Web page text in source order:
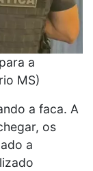
a
MS)
a faca. A
os
a